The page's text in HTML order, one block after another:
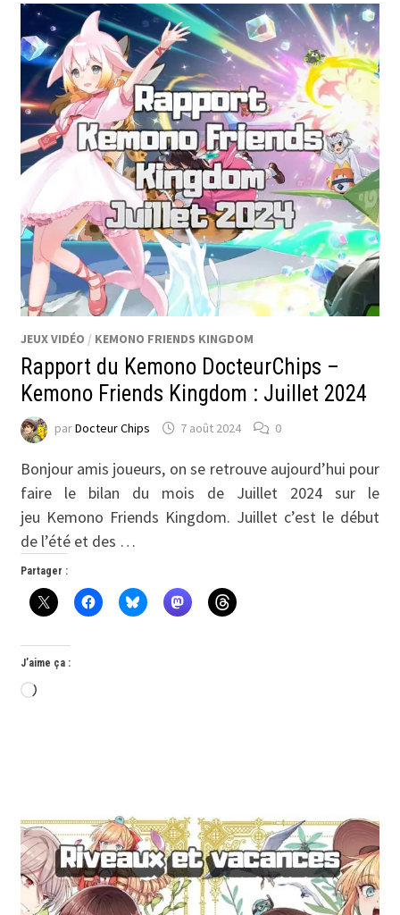
JEUX VIDÉO / KEMONO FRIENDS KINGDOM
Rapport du Kemono DocteurChips –
Kemono Friends Kingdom : Juillet 2024
parDocteur Chips 7 août 2024 0
Bonjour amis joueurs, on se retrouve aujourd’hui pour
faire le bilan du mois de Juillet 2024 sur le
jeu Kemono Friends Kingdom. Juillet c’est le début
de l’été et des …
Partager :
J’aime ça :
Chargement…